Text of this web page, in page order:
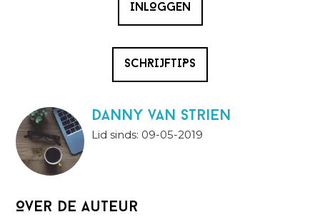
INLOGGEN
SCHRIJFTIPS
danny van strien
Lid sinds: 09-05-2019
Over de auteur